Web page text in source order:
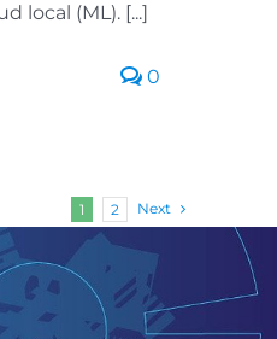
local (ML). [...]
0
1 2 Next